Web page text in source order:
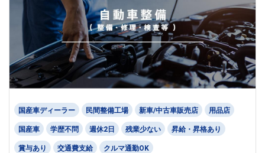
国産車ディーラー 民間整備工場 新車/中古車販売店 用品店
国産車 学歴不問 週休2日 残業少ない 昇給・昇格あり
賞与あり 交通費支給 クルマ通勤OK